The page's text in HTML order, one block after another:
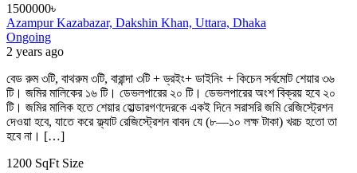
1500000৳
Azampur Kazabazar, Dakshin Khan, Uttara, Dhaka
Ongoing
2 years ago
বেড রুম ৩টি, বাথরুম ৩টি, বারান্দা ৩টি + ড্রইং+ ডাইনিং + কিচেন সর্বমোট শেয়ার ৩৬
টি। জমির মালিকের ১৬ টি। ডেভলপারের ২০ টি। ডেভলপারের অংশ বিক্রয় হবে ২০
টি। জমির মালিক হতে শেয়ার হোল্ডারগণদেরকে একই দিনে সরাসরি জমি রেজিস্ট্রেশন
দেওয়া হবে, যাতে করে ফ্ল্যাট রেজিস্ট্রেশন বাবদ যে (৮—১০ লক্ষ টাকা) খরচ হতো তা
হবে না। […]
1200 SqFt Size